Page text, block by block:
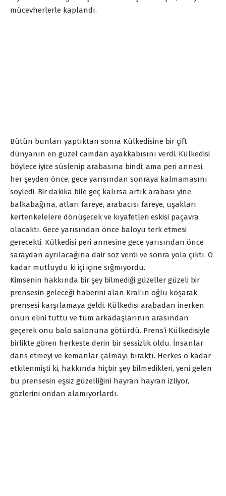
mücevherlerle kaplandı.
Bütün bunları yaptıktan sonra Külkedisine bir çift
dünyanın en güzel camdan ayakkabısını verdi. Külkedisi
böylece iyice süslenip arabasına bindi; ama peri annesi,
her şeyden önce, gece yarısından sonraya kalmamasını
söyledi. Bir dakika bile geç kalırsa artık arabası yine
balkabağına, atları fareye, arabacısı fareye, uşakları
kertenkelelere dönüşecek ve kıyafetleri eskisi paçavra
olacaktı. Gece yarısından önce baloyu terk etmesi
gerecekti. Külkedisi peri annesine gece yarısından önce
saraydan ayrılacağına dair söz verdi ve sonra yola çıktı. O
kadar mutluydu ki içi içine sığmıyordu.
Kimsenin hakkında bir şey bilmediği güzeller güzeli bir
prensesin geleceği haberini alan Kral’ın oğlu koşarak
prensesi karşılamaya geldi. Külkedisi arabadan inerken
onun elini tuttu ve tüm arkadaşlarının arasından
geçerek onu balo salonuna götürdü. Prens’i Külkedisiyle
birlikte gören herkeste derin bir sessizlik oldu. İnsanlar
dans etmeyi ve kemanlar çalmayı bıraktı. Herkes o kadar
etkilenmişti ki, hakkında hiçbir şey bilmedikleri, yeni gelen
bu prensesin eşsiz güzelliğini hayran hayran izliyor,
gözlerini ondan alamıyorlardı.